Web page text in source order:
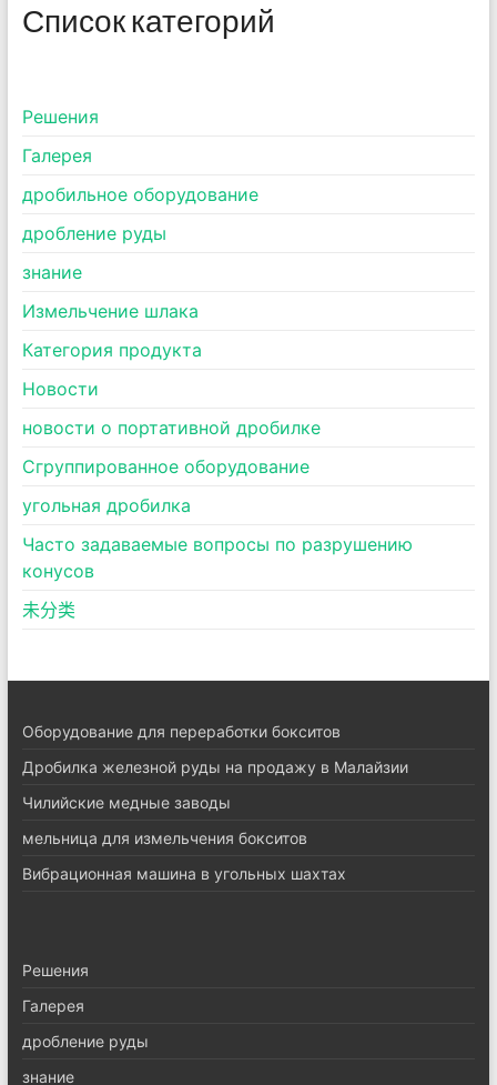
Список категорий
Pешения
Галерея
дробильное оборудование
дробление руды
знание
Измельчение шлака
Категория продукта
Новости
новости о портативной дробилке
Сгруппированное оборудование
угольная дробилка
Часто задаваемые вопросы по разрушению
конусов
未分类
Оборудование для переработки бокситов
Дробилка железной руды на продажу в Малайзии
Чилийские медные заводы
мельница для измельчения бокситов
Вибрационная машина в угольных шахтах
Pешения
Галерея
дробление руды
знание